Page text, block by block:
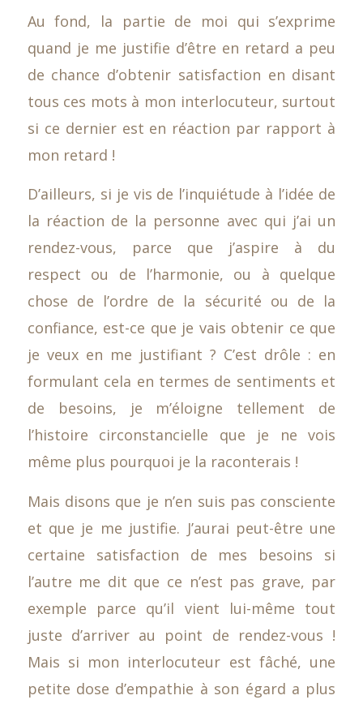
Au fond, la partie de moi qui s’exprime
quand je me justifie d’être en retard a peu
de chance d’obtenir satisfaction en disant
tous ces mots à mon interlocuteur, surtout
si ce dernier est en réaction par rapport à
mon retard !
D’ailleurs, si je vis de l’inquiétude à l’idée de
la réaction de la personne avec qui j’ai un
rendez-vous, parce que j’aspire à du
respect ou de l’harmonie, ou à quelque
chose de l’ordre de la sécurité ou de la
confiance, est-ce que je vais obtenir ce que
je veux en me justifiant ? C’est drôle : en
formulant cela en termes de sentiments et
de besoins, je m’éloigne tellement de
l’histoire circonstancielle que je ne vois
même plus pourquoi je la raconterais !
Mais disons que je n’en suis pas consciente
et que je me justifie. J’aurai peut-être une
certaine satisfaction de mes besoins si
l’autre me dit que ce n’est pas grave, par
exemple parce qu’il vient lui-même tout
juste d’arriver au point de rendez-vous !
Mais si mon interlocuteur est fâché, une
petite dose d’empathie à son égard a plus